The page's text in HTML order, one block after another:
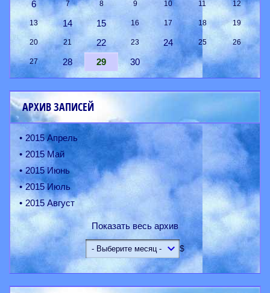
6 7 8 9 10 11 12
13 14 15 16 17 18 19
20 21 22 23 24 25 26
27 28 29 30
АРХИВ ЗАПИСЕЙ
2015 Апрель
2015 Май
2015 Июнь
2015 Июль
2015 Август
Показать весь архив
$